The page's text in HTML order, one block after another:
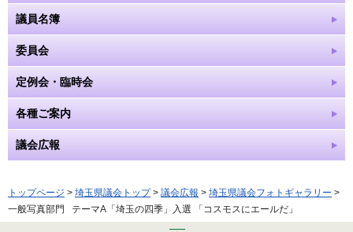
議員名簿
委員会
定例会・臨時会
各種ご案内
議会広報
トップページ > 埼玉県議会トップ> 議会広報 > 埼玉県議会フォトギャラリー >
一般写真部門 テーマA「埼玉の四季」入選 「コスモスにエールだ」